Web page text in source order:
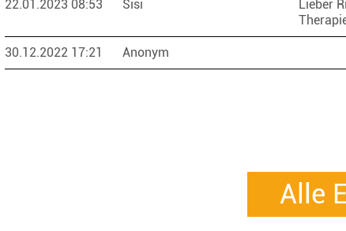
22.01.2023 08:53 Sisi
Lieber
30.12.2022 17:21 Anonym
Alle